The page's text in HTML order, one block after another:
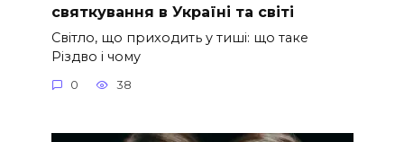
святкування в Україні та світі
Світло, що приходить у тиші: що таке
Різдво і чому
0 38